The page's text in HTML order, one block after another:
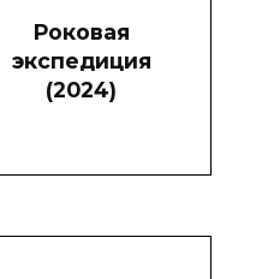
Роковая
экспедиция
(2024)